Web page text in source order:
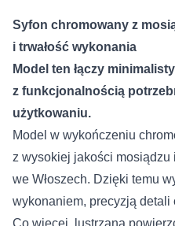
Syfon chromowany z
i trwałość wykonania
Model ten łączy
z funkcjonalnością
użytkowaniu.
Model w wykończeniu
z wysokiej jakości mosiądzu
we Włoszech. Dzięki temu
wykonaniem, precyzją detali
Co więcej, lustrzana